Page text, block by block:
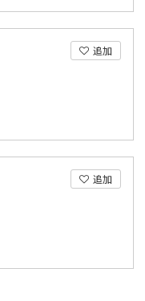
追加
追加